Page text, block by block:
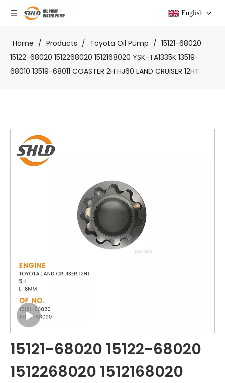
English
Home / Products / Toyota Oil Pump / 15121-68020
15122-68020 1512268020 1512168020 YSK-TA1335K 13519-
68010 13519-68011 COASTER 2H HJ60 LAND CRUISER 12HT
15121-68020 15122-68020
1512268020 1512168020